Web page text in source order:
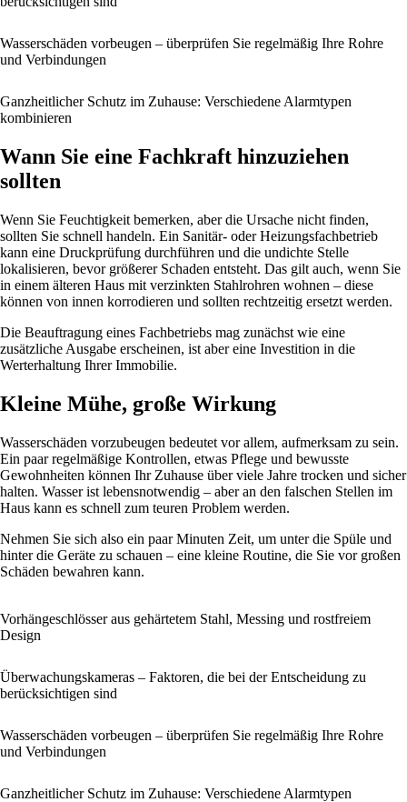
Wasserschäden vorbeugen – überprüfen Sie regelmäßig Ihre Rohre
und Verbindungen
Ganzheitlicher Schutz im Zuhause: Verschiedene Alarmtypen
kombinieren
Wann Sie eine Fachkraft hinzuziehen
sollten
Wenn Sie Feuchtigkeit bemerken, aber die Ursache nicht finden,
sollten Sie schnell handeln. Ein Sanitär- oder Heizungsfachbetrieb
kann eine Druckprüfung durchführen und die undichte Stelle
lokalisieren, bevor größerer Schaden entsteht. Das gilt auch, wenn Sie
in einem älteren Haus mit verzinkten Stahlrohren wohnen – diese
können von innen korrodieren und sollten rechtzeitig ersetzt werden.
Die Beauftragung eines Fachbetriebs mag zunächst wie eine
zusätzliche Ausgabe erscheinen, ist aber eine Investition in die
Werterhaltung Ihrer Immobilie.
Kleine Mühe, große Wirkung
Wasserschäden vorzubeugen bedeutet vor allem, aufmerksam zu sein.
Ein paar regelmäßige Kontrollen, etwas Pflege und bewusste
Gewohnheiten können Ihr Zuhause über viele Jahre trocken und sicher
halten. Wasser ist lebensnotwendig – aber an den falschen Stellen im
Haus kann es schnell zum teuren Problem werden.
Nehmen Sie sich also ein paar Minuten Zeit, um unter die Spüle und
hinter die Geräte zu schauen – eine kleine Routine, die Sie vor großen
Schäden bewahren kann.
Vorhängeschlösser aus gehärtetem Stahl, Messing und rostfreiem
Design
Überwachungskameras – Faktoren, die bei der Entscheidung zu
berücksichtigen sind
Wasserschäden vorbeugen – überprüfen Sie regelmäßig Ihre Rohre
und Verbindungen
Ganzheitlicher Schutz im Zuhause: Verschiedene Alarmtypen